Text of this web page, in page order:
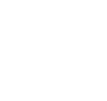
favoritos